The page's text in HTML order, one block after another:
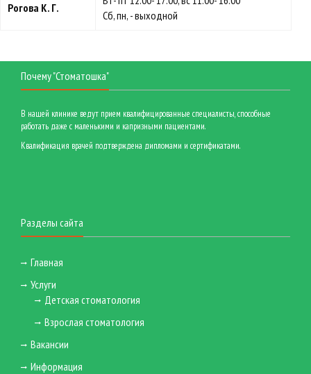
Рогова К. Г.
Сб, пн, - выходной
Почему "Стоматошка"
В нашей клинике ведут прием квалифицированные специалисты, способные
работать даже с маленькими и капризными пациентами.
Квалификация врачей подтверждена дипломами и сертификатами.
Разделы сайта
Главная
Услуги
Детская стоматология
Взрослая стоматология
Вакансии
Информация